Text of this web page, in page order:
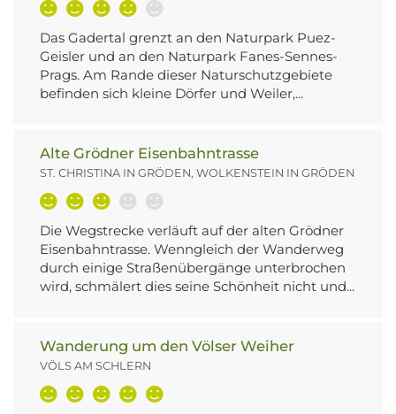
Das Gadertal grenzt an den Naturpark Puez-
Geisler und an den Naturpark Fanes-Sennes-
Prags. Am Rande dieser Naturschutzgebiete
befinden sich kleine Dörfer und Weiler,...
Alte Grödner Eisenbahntrasse
ST. CHRISTINA IN GRÖDEN, WOLKENSTEIN IN GRÖDEN
Die Wegstrecke verläuft auf der alten Grödner
Eisenbahntrasse. Wenngleich der Wanderweg
durch einige Straßenübergänge unterbrochen
wird, schmälert dies seine Schönheit nicht und...
Wanderung um den Völser Weiher
VÖLS AM SCHLERN